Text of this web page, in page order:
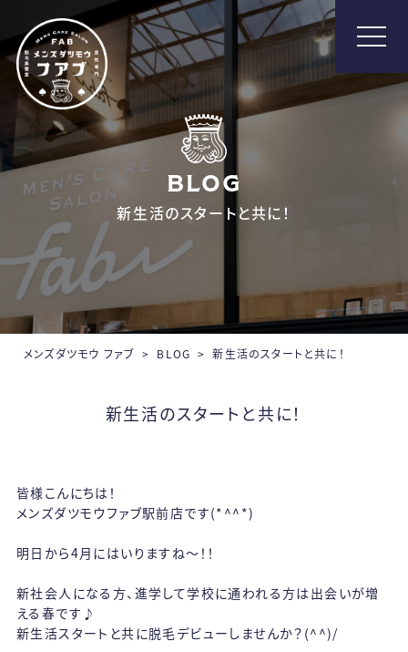
メンズ脱毛【Fab】
BLOG
新生活のスタートと共に！
メンズダツモウ ファブ > BLOG > 新生活のスタートと共に！
新生活のスタートと共に！
皆様こんにちは！
メンズダツモウファブ駅前店です(*^^*)
明日から4月にはいりますね～！！
新社会人になる方、進学して学校に通われる方は出会いが増
える春です♪
新生活スタートと共に脱毛デビューしませんか？(^^)/